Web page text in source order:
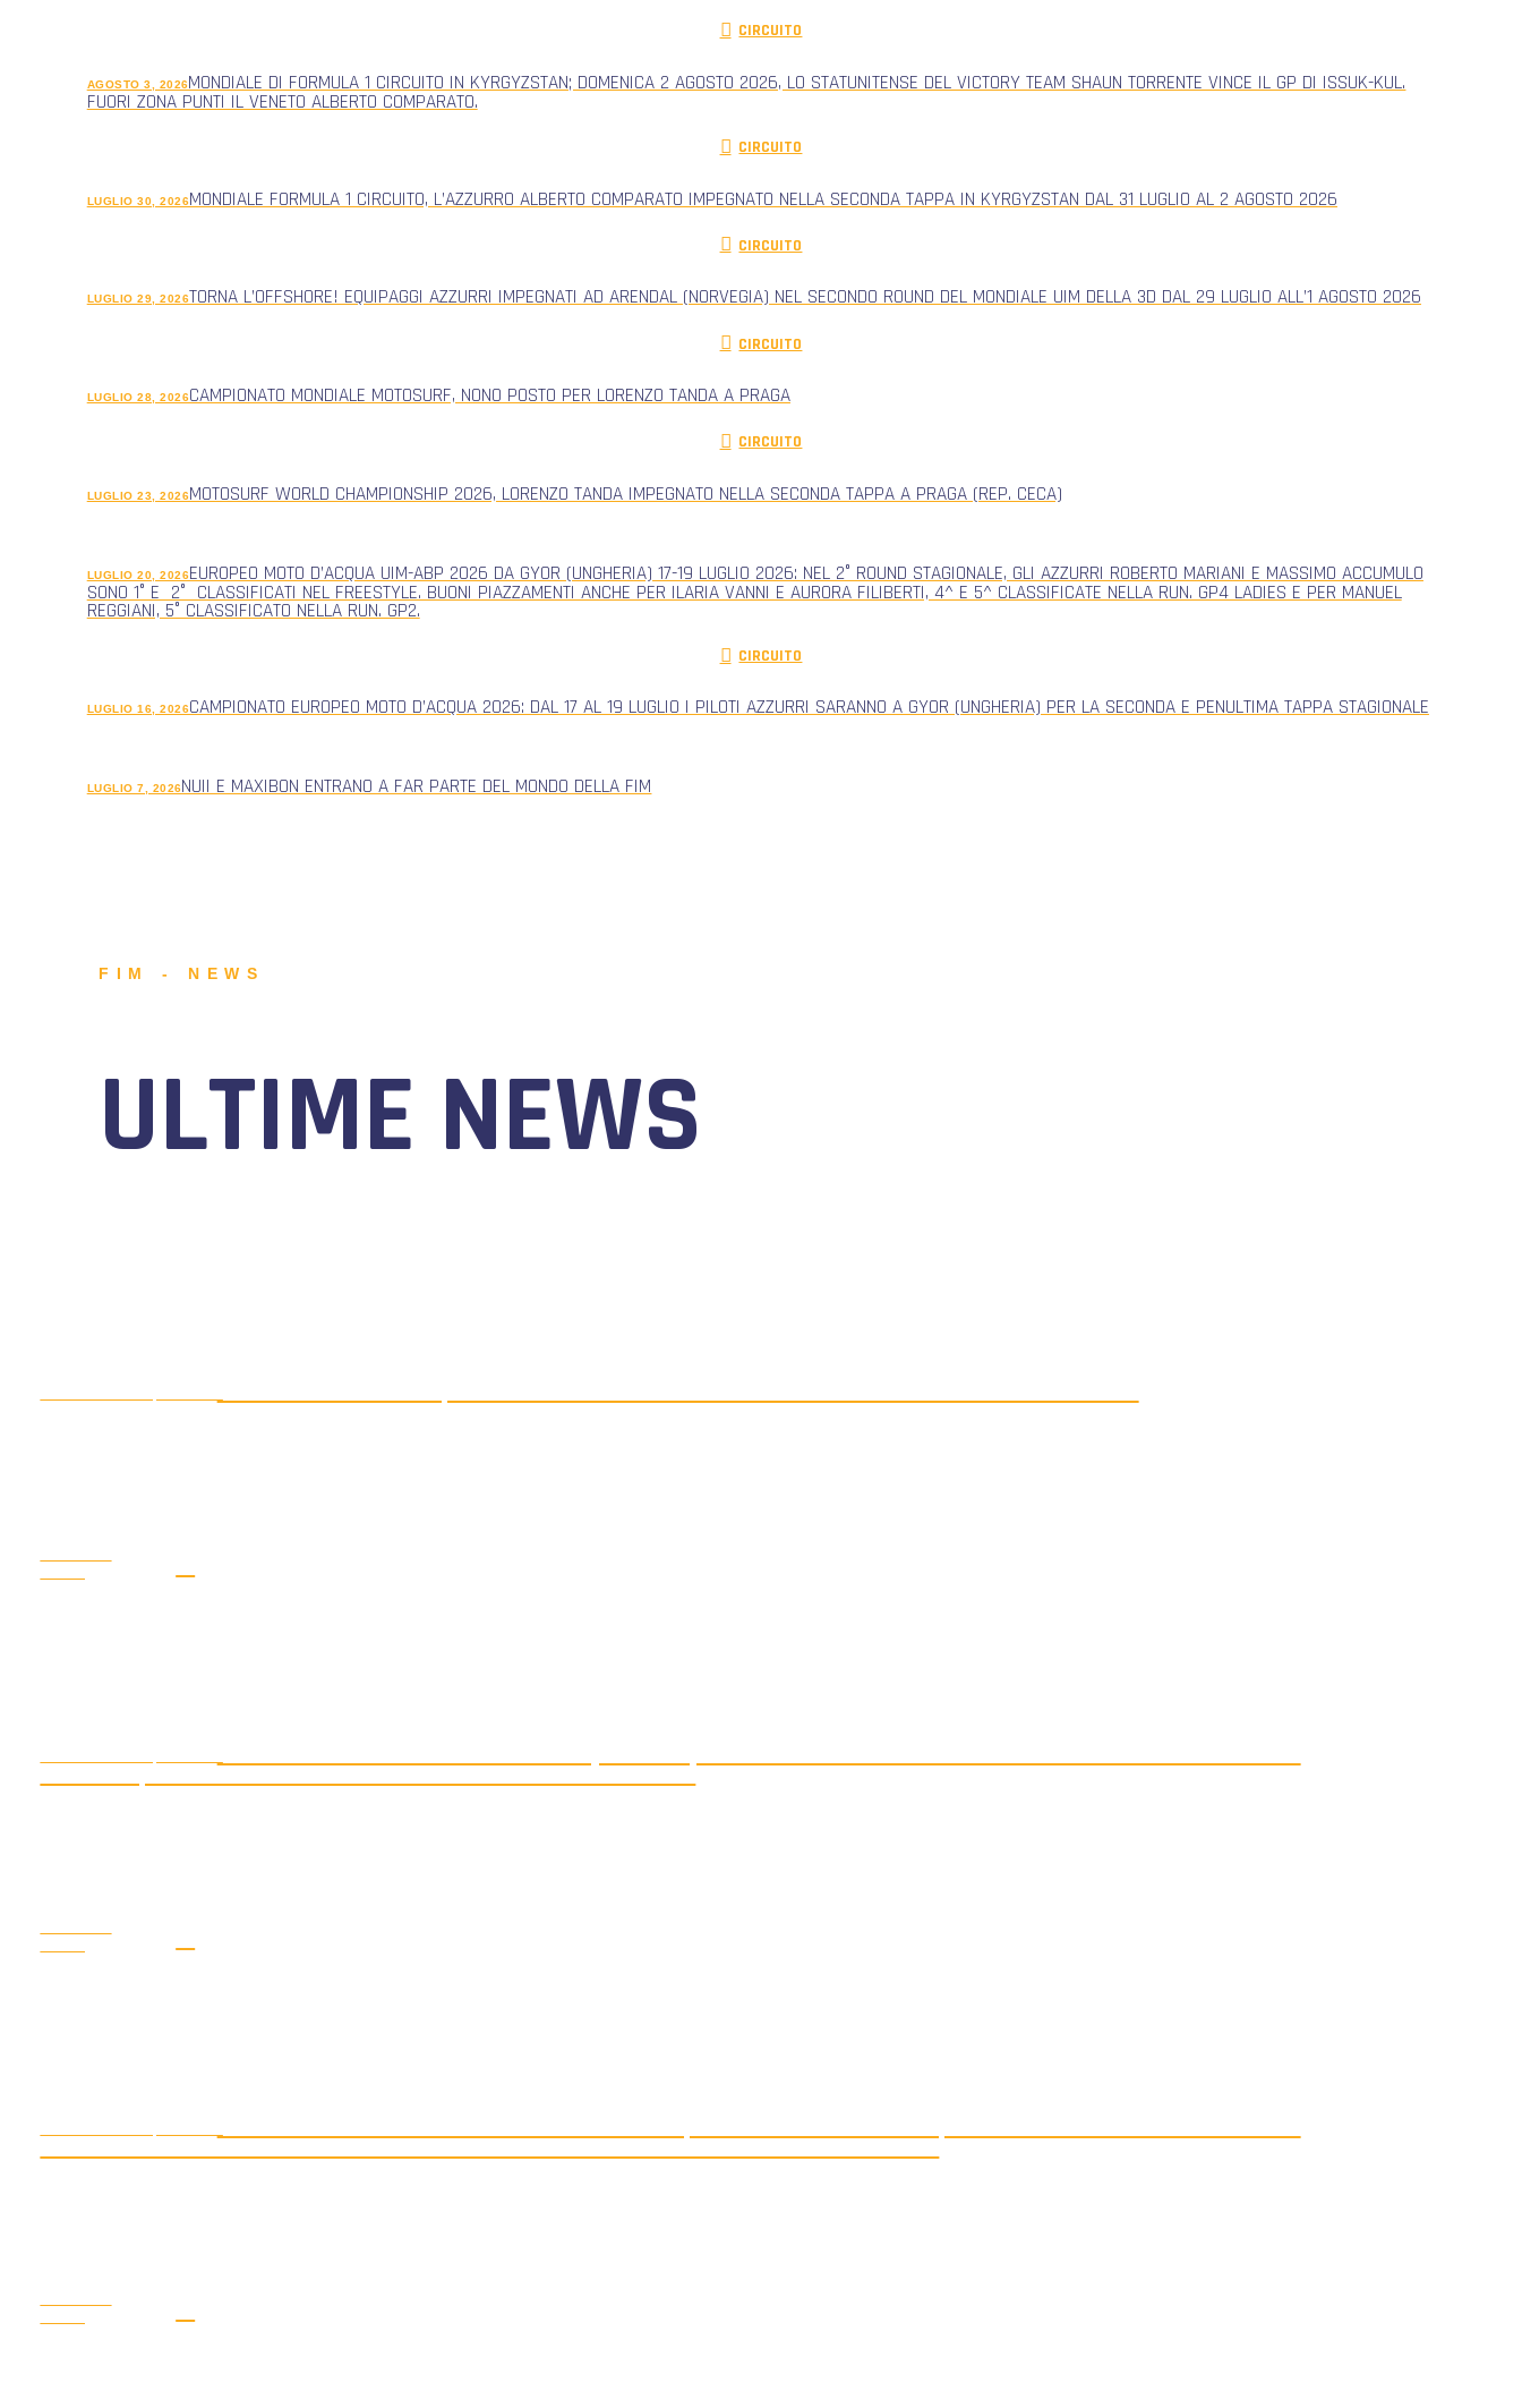
CIRCUITO
AGOSTO 3, 2026MONDIALE DI FORMULA 1 CIRCUITO IN KYRGYZSTAN; DOMENICA 2 AGOSTO 2026, LO STATUNITENSE DEL VICTORY TEAM SHAUN TORRENTE VINCE IL GP DI ISSUK-KUL.
FUORI ZONA PUNTI IL VENETO ALBERTO COMPARATO.
CIRCUITO
LUGLIO 30, 2026MONDIALE FORMULA 1 CIRCUITO, L’AZZURRO ALBERTO COMPARATO IMPEGNATO NELLA SECONDA TAPPA IN KYRGYZSTAN DAL 31 LUGLIO AL 2 AGOSTO 2026
CIRCUITO
LUGLIO 29, 2026TORNA L’OFFSHORE! EQUIPAGGI AZZURRI IMPEGNATI AD ARENDAL (NORVEGIA) NEL SECONDO ROUND DEL MONDIALE UIM DELLA 3D DAL 29 LUGLIO ALL’1 AGOSTO 2026
CIRCUITO
LUGLIO 28, 2026CAMPIONATO MONDIALE MOTOSURF, NONO POSTO PER LORENZO TANDA A PRAGA
CIRCUITO
LUGLIO 23, 2026MOTOSURF WORLD CHAMPIONSHIP 2026, LORENZO TANDA IMPEGNATO NELLA SECONDA TAPPA A PRAGA (REP. CECA)
LUGLIO 20, 2026EUROPEO MOTO D’ACQUA UIM-ABP 2026 DA GYOR (UNGHERIA) 17-19 LUGLIO 2026: NEL 2° ROUND STAGIONALE, GLI AZZURRI ROBERTO MARIANI E MASSIMO ACCUMULO
SONO 1° E 2° CLASSIFICATI NEL FREESTYLE. BUONI PIAZZAMENTI ANCHE PER ILARIA VANNI E AURORA FILIBERTI, 4^ E 5^ CLASSIFICATE NELLA RUN. GP4 LADIES E PER MANUEL
REGGIANI, 5° CLASSIFICATO NELLA RUN. GP2.
CIRCUITO
LUGLIO 16, 2026CAMPIONATO EUROPEO MOTO D’ACQUA 2026: DAL 17 AL 19 LUGLIO I PILOTI AZZURRI SARANNO A GYOR (UNGHERIA) PER LA SECONDA E PENULTIMA TAPPA STAGIONALE
LUGLIO 7, 2026NUII E MAXIBON ENTRANO A FAR PARTE DEL MONDO DELLA FIM
FIM - NEWS
ULTIME NEWS
MOTONAUTICA CIRCUITO, DAL 7 AL 9 AGOSTO 2026 TORNA IL WATERFESTIVAL AL LAGO DI VIVERONE!
CLASSE 3D; SECONDO POSTO PER SERAFINO BARLESI E JOAKIM KUMLIN.
SHAUN TORRENTE VINCE IL GP DI ISSUK-KUL. FUORI ZONA PUNTI IL VENETO ALBERTO COMPARATO.